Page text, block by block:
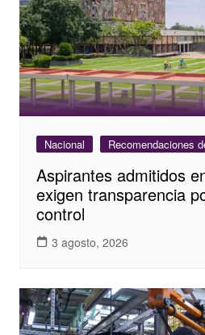
Nacional Recomendaciones
Aspirantes admitidos
exigen transparencia
control
3 agosto, 2026